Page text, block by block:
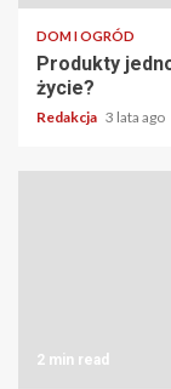
DOM I OGRÓD
Produkty
życie?
Redakcja 3 lata ago
2 min read